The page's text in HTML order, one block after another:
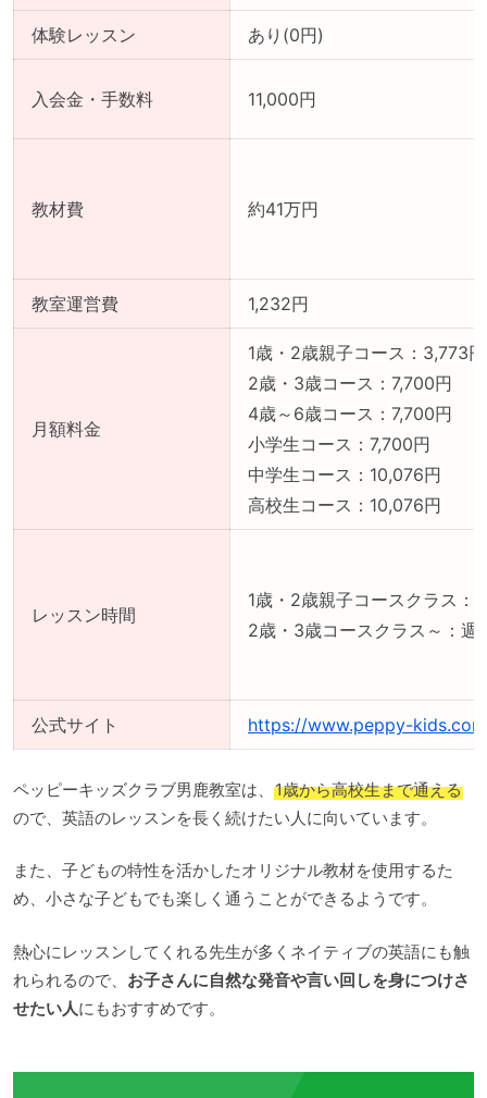
体験レッスン あり(0円)
入会金・手数料 11,000円
教材費 約41万円
教室運営費 1,232円
月額料金
1歳・2歳親子コース：3,773円
2歳・3歳コース：7,700円
4歳～6歳コース：7,700円
小学生コース：7,700円
中学生コース：10,076円
高校生コース：10,076円
レッスン時間
1歳・2歳親子コースクラス：
2歳・3歳コースクラス～：週
公式サイト https://www.peppy-
ペッピーキッズクラブ男鹿教室は、 1歳から高校生まで通える
ので、英語のレッスンを長く続けたい人に向いています。
また、子どもの特性を活かしたオリジナル教材を使用するた
め、小さな子どもでも楽しく通うことができるようです。
熱心にレッスンしてくれる先生が多くネイティブの英語にも触
れられるので、 お子さんに自然な発音や言い回しを身につけさ
せたい人にもおすすめです。